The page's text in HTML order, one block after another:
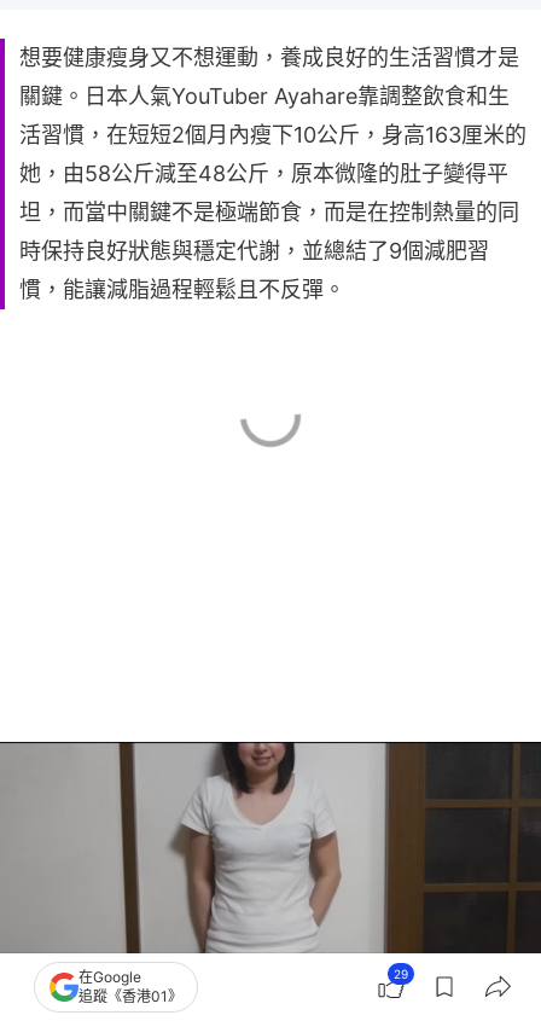
想要健康瘦身又不想運動，養成良好的生活習慣才是
關鍵。日本人氣YouTuber Ayahare靠調整飲食和生
活習慣，在短短2個月內瘦下10公斤，身高163厘米的
她，由58公斤減至48公斤，原本微隆的肚子變得平
坦，而當中關鍵不是極端節食，而是在控制熱量的同
時保持良好狀態與穩定代謝，並總結了9個減肥習
慣，能讓減脂過程輕鬆且不反彈。
在Google
追蹤《香港01》
29